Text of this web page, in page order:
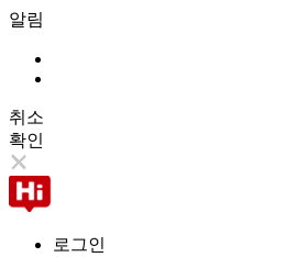
알림
취소
확인
로그인